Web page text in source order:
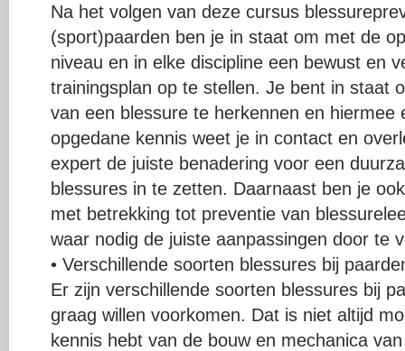
Na het volgen van deze cursus
(sport)paarden ben je in staat om met de
niveau en in elke discipline een bewust en
trainingsplan op te stellen. Je bent in staat
van een blessure te herkennen en
opgedane kennis weet je in contact en
expert de juiste benadering voor een
blessures in te zetten. Daarnaast ben je
met betrekking tot preventie van
waar nodig de juiste aanpassingen door te
• Verschillende soorten blessures bij
Er zijn verschillende soorten blessures bij
graag willen voorkomen. Dat is niet altijd
kennis hebt van de bouw en mechanica